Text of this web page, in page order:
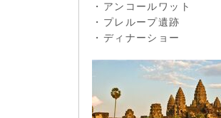
・アンコールワット
・プレループ遺跡
・ディナーショー